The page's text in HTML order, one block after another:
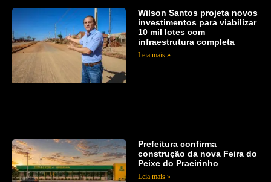
Wilson Santos projeta novos
investimentos para viabilizar
10 mil lotes com
infraestrutura completa
Leia mais »
Prefeitura confirma
construção da nova Feira do
Peixe do Praeirinho
Leia mais »